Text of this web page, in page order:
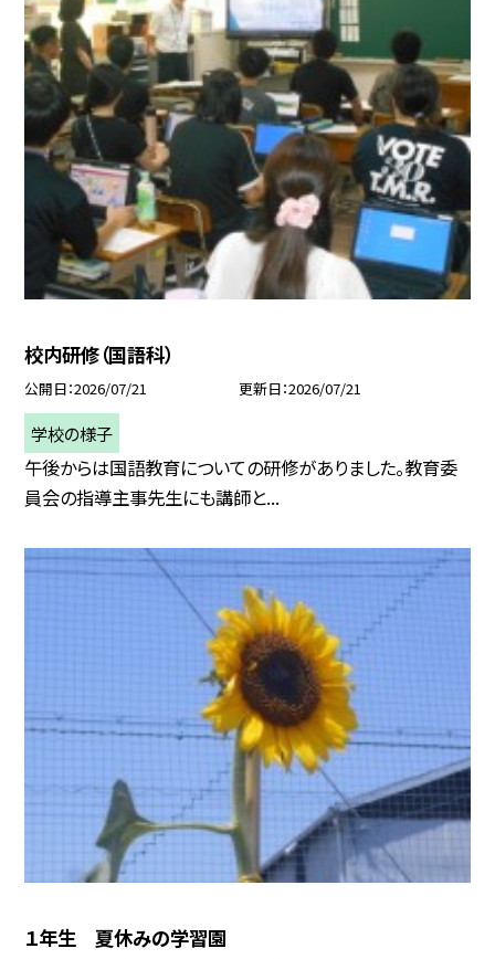
校内研修（国語科）
公開日 2026/07/21 更新日 2026/07/21
学校の様子
午後からは国語教育についての研修がありました。教育委
員会の指導主事先生にも講師と...
１年生 夏休みの学習園